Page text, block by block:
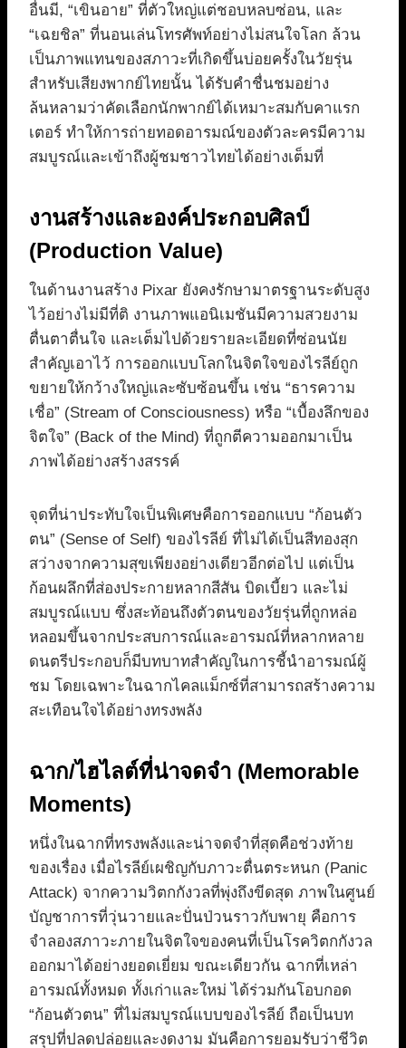
อื่นมี, “เขินอาย” ที่ตัวใหญ่แต่ชอบหลบซ่อน, และ
“เฉยชิล” ที่นอนเล่นโทรศัพท์อย่างไม่สนใจโลก ล้วน
เป็นภาพแทนของสภาวะที่เกิดขึ้นบ่อยครั้งในวัยรุ่น
สำหรับเสียงพากย์ไทยนั้น ได้รับคำชื่นชมอย่าง
ล้นหลามว่าคัดเลือกนักพากย์ได้เหมาะสมกับคาแรก
เตอร์ ทำให้การถ่ายทอดอารมณ์ของตัวละครมีความ
สมบูรณ์และเข้าถึงผู้ชมชาวไทยได้อย่างเต็มที่
งานสร้างและองค์ประกอบศิลป์
(Production Value)
ในด้านงานสร้าง Pixar ยังคงรักษามาตรฐานระดับสูง
ไว้อย่างไม่มีที่ติ งานภาพแอนิเมชันมีความสวยงาม
ตื่นตาตื่นใจ และเต็มไปด้วยรายละเอียดที่ซ่อนนัย
สำคัญเอาไว้ การออกแบบโลกในจิตใจของไรลีย์ถูก
ขยายให้กว้างใหญ่และซับซ้อนขึ้น เช่น “ธารความ
เชื่อ” (Stream of Consciousness) หรือ “เบื้องลึกของ
จิตใจ” (Back of the Mind) ที่ถูกตีความออกมาเป็น
ภาพได้อย่างสร้างสรรค์
จุดที่น่าประทับใจเป็นพิเศษคือการออกแบบ “ก้อนตัว
ตน” (Sense of Self) ของไรลีย์ ที่ไม่ได้เป็นสีทองสุก
สว่างจากความสุขเพียงอย่างเดียวอีกต่อไป แต่เป็น
ก้อนผลึกที่ส่องประกายหลากสีสัน บิดเบี้ยว และไม่
สมบูรณ์แบบ ซึ่งสะท้อนถึงตัวตนของวัยรุ่นที่ถูกหล่อ
หลอมขึ้นจากประสบการณ์และอารมณ์ที่หลากหลาย
ดนตรีประกอบก็มีบทบาทสำคัญในการชี้นำอารมณ์ผู้
ชม โดยเฉพาะในฉากไคลแม็กซ์ที่สามารถสร้างความ
สะเทือนใจได้อย่างทรงพลัง
ฉาก/ไฮไลต์ที่น่าจดจำ (Memorable
Moments)
หนึ่งในฉากที่ทรงพลังและน่าจดจำที่สุดคือช่วงท้าย
ของเรื่อง เมื่อไรลีย์เผชิญกับภาวะตื่นตระหนก (Panic
Attack) จากความวิตกกังวลที่พุ่งถึงขีดสุด ภาพในศูนย์
บัญชาการที่วุ่นวายและปั่นป่วนราวกับพายุ คือการ
จำลองสภาวะภายในจิตใจของคนที่เป็นโรควิตกกังวล
ออกมาได้อย่างยอดเยี่ยม ขณะเดียวกัน ฉากที่เหล่า
อารมณ์ทั้งหมด ทั้งเก่าและใหม่ ได้ร่วมกันโอบกอด
“ก้อนตัวตน” ที่ไม่สมบูรณ์แบบของไรลีย์ ถือเป็นบท
สรุปที่ปลดปล่อยและงดงาม มันคือการยอมรับว่าชีวิต